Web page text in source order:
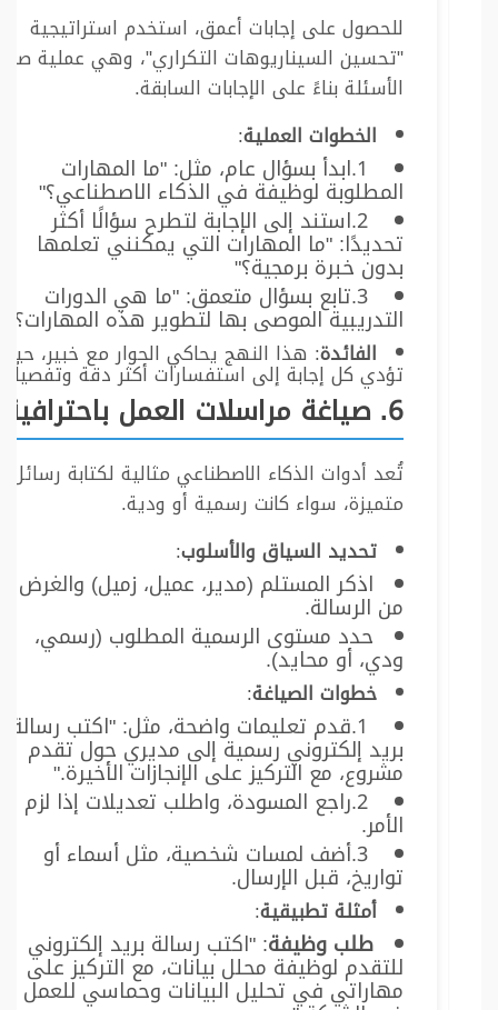
للحصول على إجابات أعمق، استخدم استراتيجية
"تحسين السيناريوهات التكراري"، وهي عملية
الأسئلة بناءً على الإجابات السابقة.
الخطوات العملية:
ابدأ بسؤال عام، مثل: "ما المهارات
المطلوبة لوظيفة في الذكاء الاصطناعي؟"
استند إلى الإجابة لتطرح سؤالًا أكثر
تحديدًا: "ما المهارات التي يمكنني تعلمها
بدون خبرة برمجية؟"
تابع بسؤال متعمق: "ما هي الدورات
التدريبية الموصى بها لتطوير هذه المهارات؟"
الفائدة: هذا النهج يحاكي الحوار مع خبير، حيث
تؤدي كل إجابة إلى استفسارات أكثر دقة وتفصيلًا.
6. صياغة مراسلات العمل باحترافية
تُعد أدوات الذكاء الاصطناعي مثالية لكتابة
متميزة، سواء كانت رسمية أو ودية.
تحديد السياق والأسلوب:
اذكر المستلم (مدير، عميل، زميل) والغرض
من الرسالة.
حدد مستوى الرسمية المطلوب (رسمي،
ودي، أو محايد).
خطوات الصياغة:
قدم تعليمات واضحة، مثل: "اكتب رسالة
بريد إلكتروني رسمية إلى مديري حول تقدم
مشروع، مع التركيز على الإنجازات الأخيرة."
راجع المسودة، واطلب تعديلات إذا لزم
الأمر.
أضف لمسات شخصية، مثل أسماء أو
تواريخ، قبل الإرسال.
أمثلة تطبيقية:
طلب وظيفة: "اكتب رسالة بريد إلكتروني
للتقدم لوظيفة محلل بيانات، مع التركيز على
مهاراتي في تحليل البيانات وحماسي للعمل